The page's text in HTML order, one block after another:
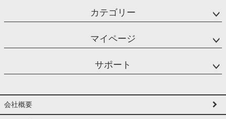
カテゴリー
マイページ
サポート
会社概要